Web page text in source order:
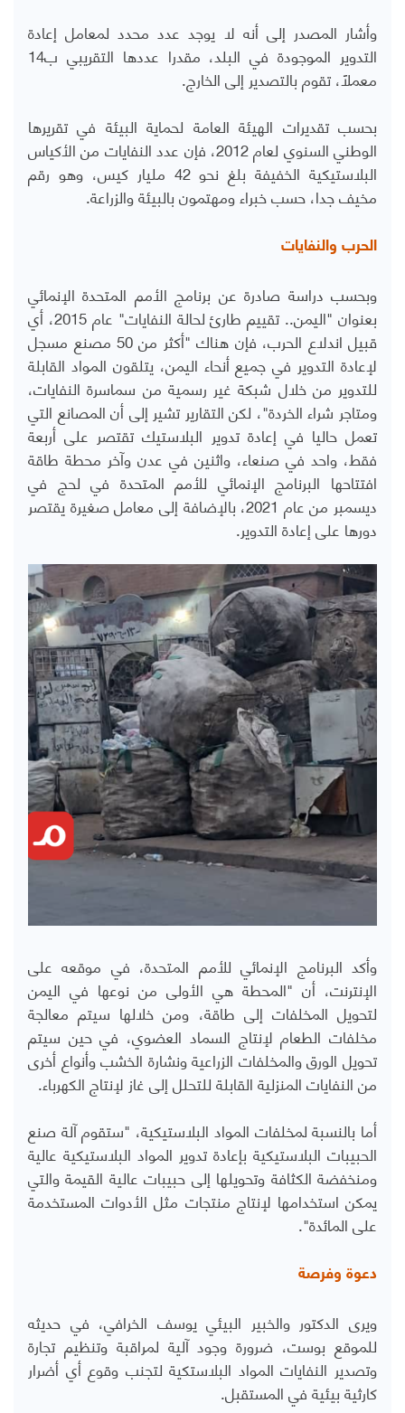
وأشار المصدر إلى أنه لا يوجد عدد محدد لمعامل إعادة
التدوير الموجودة في البلد، مقدرا عددها التقريبي ب14
معملًا، تقوم بالتصدير إلى الخارج.
بحسب تقديرات الهيئة العامة لحماية البيئة في تقريرها
الوطني السنوي لعام 2012، فإن عدد النفايات من الأكياس
البلاستيكية الخفيفة بلغ نحو 42 مليار كيس، وهو رقم
مخيف جدا، حسب خبراء ومهتمون بالبيئة والزراعة.
الحرب والنفايات
وبحسب دراسة صادرة عن برنامج الأمم المتحدة الإنمائي
بعنوان "اليمن.. تقييم طارئ لحالة النفايات" عام 2015، أي
قبيل اندلاع الحرب، فإن هناك "أكثر من 50 مصنع مسجل
لإعادة التدوير في جميع أنحاء اليمن، يتلقون المواد القابلة
للتدوير من خلال شبكة غير رسمية من سماسرة النفايات،
ومتاجر شراء الخردة"، لكن التقارير تشير إلى أن المصانع التي
تعمل حاليا في إعادة تدوير البلاستيك تقتصر على أربعة
فقط، واحد في صنعاء، واثنين في عدن وآخر محطة طاقة
افتتاحها البرنامج الإنمائي للأمم المتحدة في لحج في
ديسمبر من عام 2021، بالإضافة إلى معامل صغيرة يقتصر
دورها على إعادة التدوير.
وأكد البرنامج الإنمائي للأمم المتحدة، في موقعه على
الإنترنت، أن "المحطة هي الأولى من نوعها في اليمن
لتحويل المخلفات إلى طاقة، ومن خلالها سيتم معالجة
مخلفات الطعام لإنتاج السماد العضوي، في حين سيتم
تحويل الورق والمخلفات الزراعية ونشارة الخشب وأنواع أخرى
من النفايات المنزلية القابلة للتحلل إلى غاز لإنتاج الكهرباء.
أما بالنسبة لمخلفات المواد البلاستيكية، "ستقوم آلة صنع
الحبيبات البلاستيكية بإعادة تدوير المواد البلاستيكية عالية
ومنخفضة الكثافة وتحويلها إلى حبيبات عالية القيمة والتي
يمكن استخدامها لإنتاج منتجات مثل الأدوات المستخدمة
على المائدة".
دعوة وفرصة
ويرى الدكتور والخبير البيئي يوسف الخرافي، في حديثه
للموقع بوست، ضرورة وجود آلية لمراقبة وتنظيم تجارة
وتصدير النفايات المواد البلاستكية لتجنب وقوع أي أضرار
كارثية بيئية في المستقبل.